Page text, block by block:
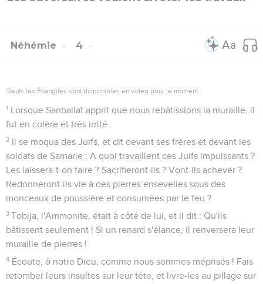
Néhémie 4
Seuls les Évangiles sont disponibles en vidéo pour le moment.
1 Lorsque Sanballat apprit que nous rebâtissions la muraille, il
fut en colère et très irrité.
2 Il se moqua des Juifs, et dit devant ses frères et devant les
soldats de Samarie : A quoi travaillent ces Juifs impuissants ?
Les laissera-t-on faire ? Sacrifieront-ils ? Vont-ils achever ?
Redonneront-ils vie à des pierres ensevelies sous des
monceaux de poussière et consumées par le feu ?
3 Tobija, l'Ammonite, était à côté de lui, et il dit : Qu'ils
bâtissent seulement ! Si un renard s'élance, il renversera leur
muraille de pierres !
4 Écoute, ô notre Dieu, comme nous sommes méprisés ! Fais
retomber leurs insultes sur leur tête, et livre-les au pillage sur